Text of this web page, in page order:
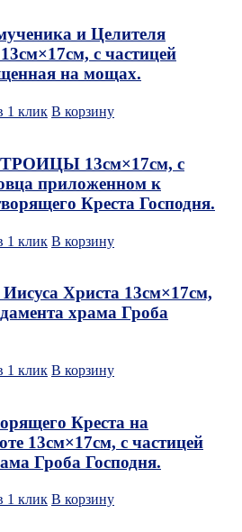
и Целителя
с частицей
на мощах.
1 клик В корзину
13см×17см, с
приложенном к
Креста Господня.
1 клик В корзину
Христа 13см×17см,
храма Гроба
1 клик В корзину
Креста на
13см×17см, с частицей
Гроба Господня.
1 клик В корзину